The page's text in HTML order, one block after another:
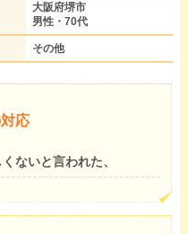
大阪府堺市
男性・70代
その他
応
ないと言われた、